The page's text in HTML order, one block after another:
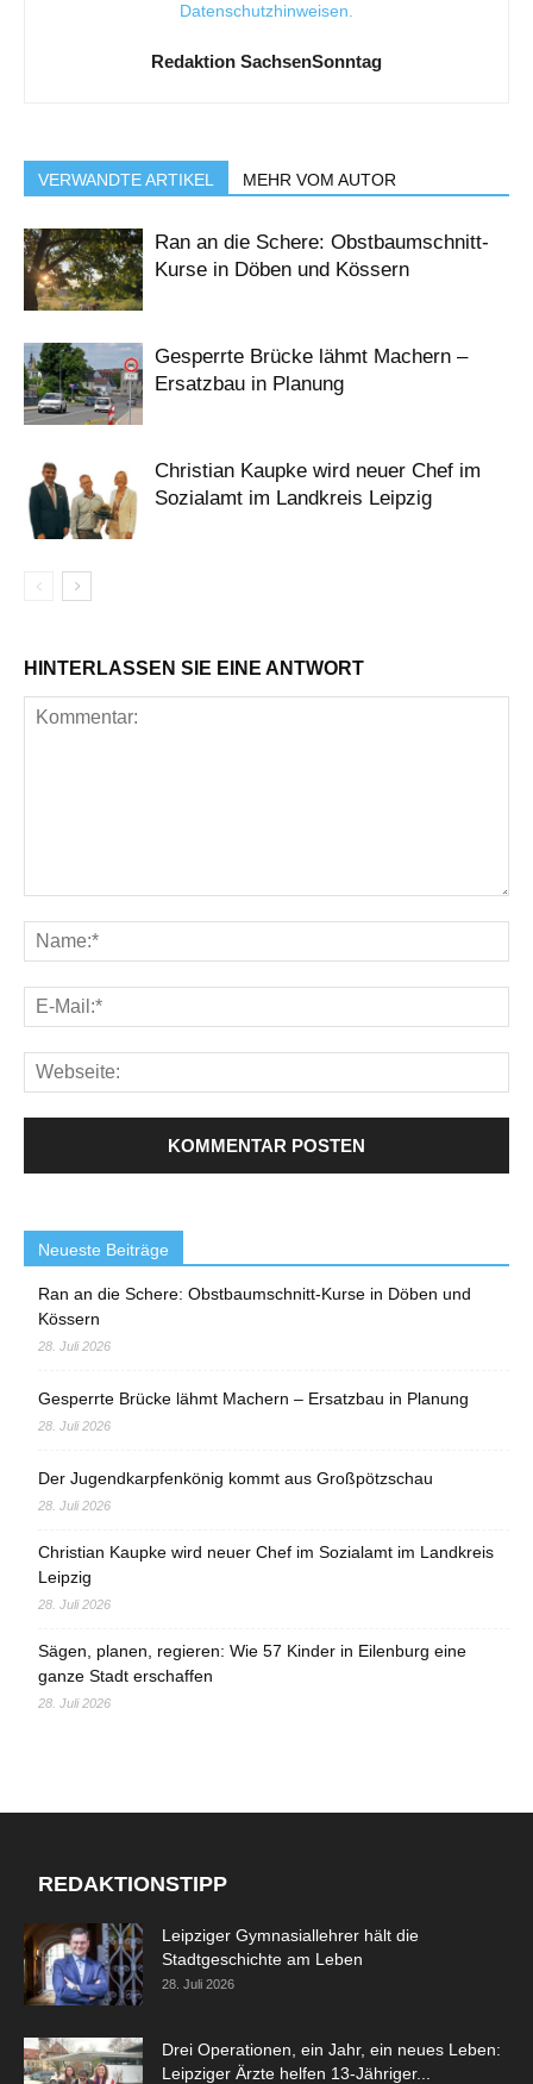
Datenschutzhinweisen
Redaktion SachsenSonntag
VERWANDTE ARTIKEL MEHR VOM AUTOR
Ran an die Schere: Obstbaumschnitt-
Kurse in Döben und Kössern
Gesperrte Brücke lähmt Machern –
Ersatzbau in Planung
Christian Kaupke wird neuer Chef im
Sozialamt im Landkreis Leipzig
HINTERLASSEN SIE EINE ANTWORT
Neueste Beiträge
Ran an die Schere: Obstbaumschnitt-Kurse in Döben und
Kössern
28. Juli 2026
Gesperrte Brücke lähmt Machern – Ersatzbau in Planung
28. Juli 2026
Der Jugendkarpfenkönig kommt aus Großpötzschau
28. Juli 2026
Christian Kaupke wird neuer Chef im Sozialamt im Landkreis
Leipzig
28. Juli 2026
Sägen, planen, regieren: Wie 57 Kinder in Eilenburg eine
ganze Stadt erschaffen
28. Juli 2026
REDAKTIONSTIPP
Leipziger Gymnasiallehrer hält die
Stadtgeschichte am Leben
28. Juli 2026
Drei Operationen, ein Jahr, ein neues Leben:
Leipziger Ärzte helfen 13-Jähriger...